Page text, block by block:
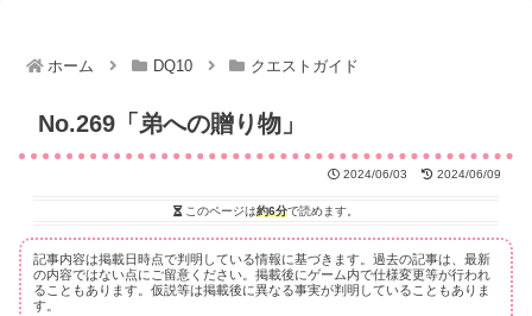
ホーム DQ10 クエストガイド
No.269「弟への贈り物」
2024/06/03 2024/06/09
このページは約6分で読めます。
記事内容は掲載日時点で判明している情報に基づきます。過去の記事は、最新
の内容ではない点にご留意ください。掲載後にゲーム内で仕様変更等が行われ
ることもあります。仮説等は掲載後に異なる事実が判明していることもありま
す。